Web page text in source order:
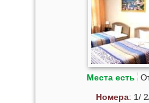
Места есть
Номера: 1/